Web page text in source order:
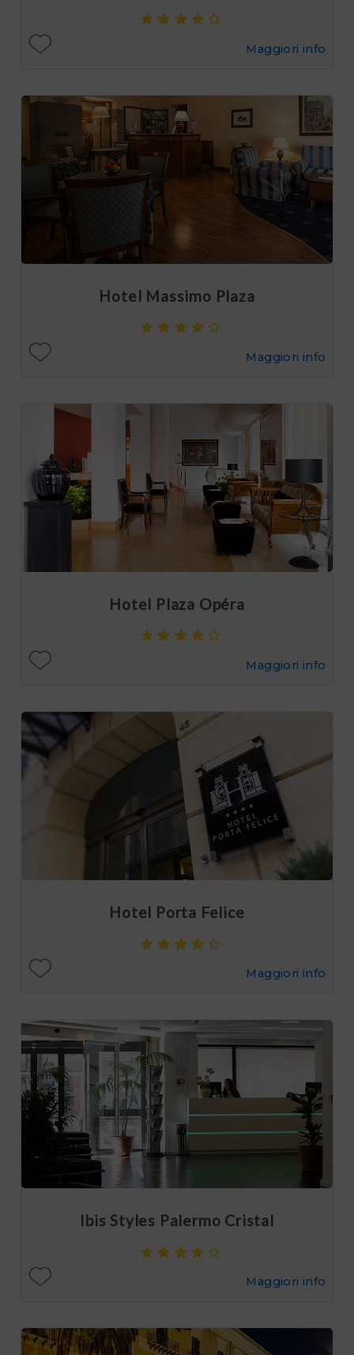
Maggiori info
Hotel Massimo Plaza
Maggiori info
Hotel Plaza Opéra
Maggiori info
Hotel Porta Felice
Maggiori info
Ibis Styles Palermo Cristal
Maggiori info